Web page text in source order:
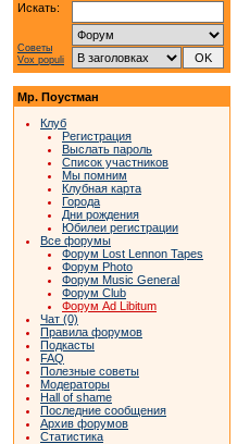
Искать:
Советы
Vox populi
Мр. Поустман
Клуб
Регистрация
Выслать пароль
Список участников
Мы помним
Клубная карта
Города
Дни рождения
Юбилеи регистрации
Все форумы
Форум Lost Lennon Tapes
Форум Photo
Форум Music General
Форум Club
Форум Ad Libitum
Чат (0)
Правила форумов
Подкасты
FAQ
Полезные советы
Модераторы
Hall of shame
Последние сообщения
Архив форумов
Статистика